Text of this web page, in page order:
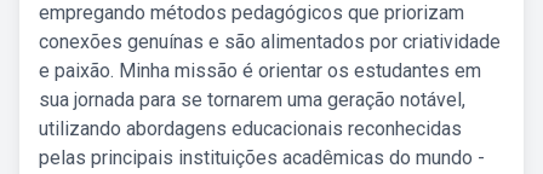
empregando métodos pedagógicos que priorizam
conexões genuínas e são alimentados por criatividade
e paixão. Minha missão é orientar os estudantes em
sua jornada para se tornarem uma geração notável,
utilizando abordagens educacionais reconhecidas
pelas principais instituições acadêmicas do mundo -